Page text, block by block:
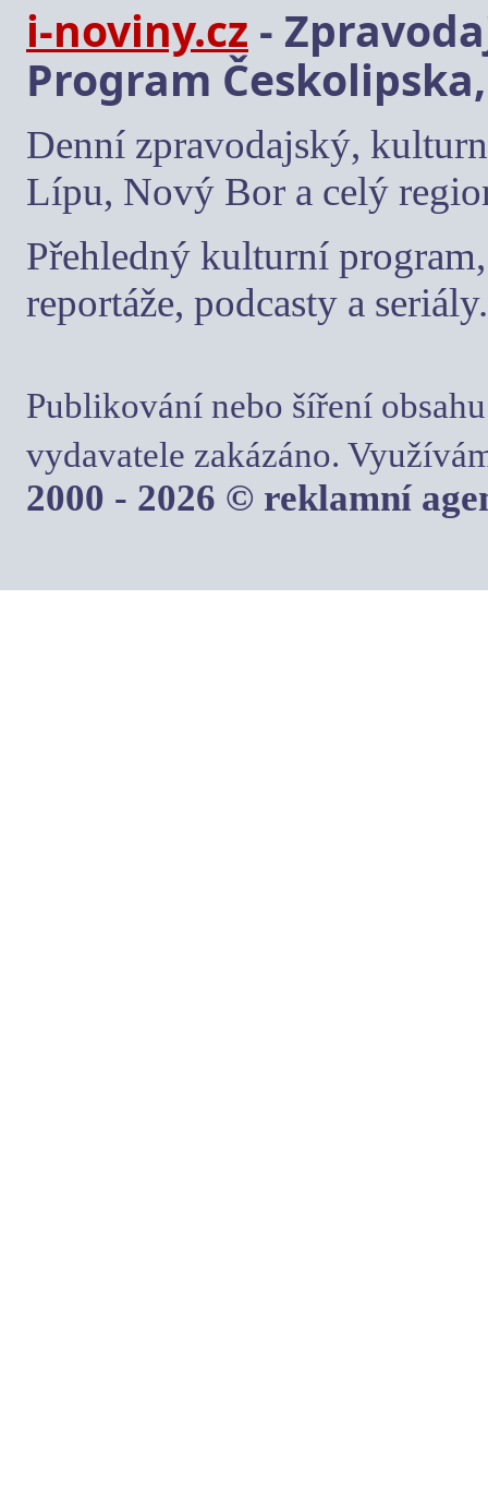
i-noviny.cz -
Program
Denní zpravodajský,
Lípu, Nový Bor a celý
Přehledný kulturní
reportáže, podcasty a seriály.
Publikování nebo šíření
vydavatele zakázáno.
2000 - 2026 © reklamní